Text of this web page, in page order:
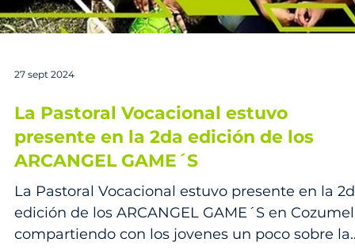
en el 1er Concurso de Himno
Vocacional
Gracias a todos los coros por participar en el 1er
el próximo año (octubre 2025)! Muchas...